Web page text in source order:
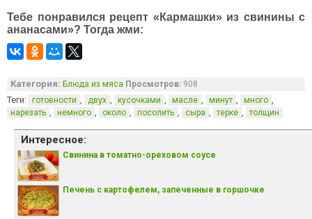
Тебе понравился рецепт «Кармашки» из свинины с
ананасами»? Тогда жми:
Категория: Блюда из мяса Просмотров: 908
Теги: готовности , двух , кусочками , масле , минут , много ,
нарезать , немного , около , посолить , сыра , терке , толщин
Интересное:
Свинина в томатно-ореховом соусе
Печень с картофелем, запеченные в горшочке